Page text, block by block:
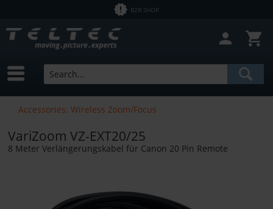
B2B SHOP
Accessories: Wireless Zoom/Focus
VariZoom VZ-EXT20/25
8 Meter Verlängerungskabel für Canon 20 Pin Remote